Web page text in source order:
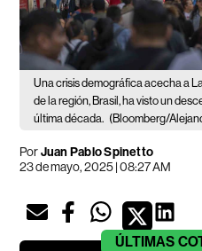
Una crisis demográfica acecha a
de la región, Brasil, ha visto un
última década. (Bloomberg/
PorJuan Pablo Spinetto
23 de mayo, 2025 | 08:27 AM
ÚLTIMAS